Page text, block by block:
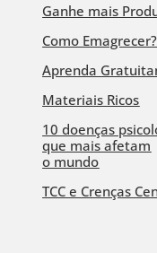
Ganhe mais
Como Emagrecer?
Aprenda
Materiais Ricos
10 doenças
que mais afetam
o mundo
TCC e Crenças